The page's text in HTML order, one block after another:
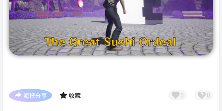
海报分享 收藏 0 0